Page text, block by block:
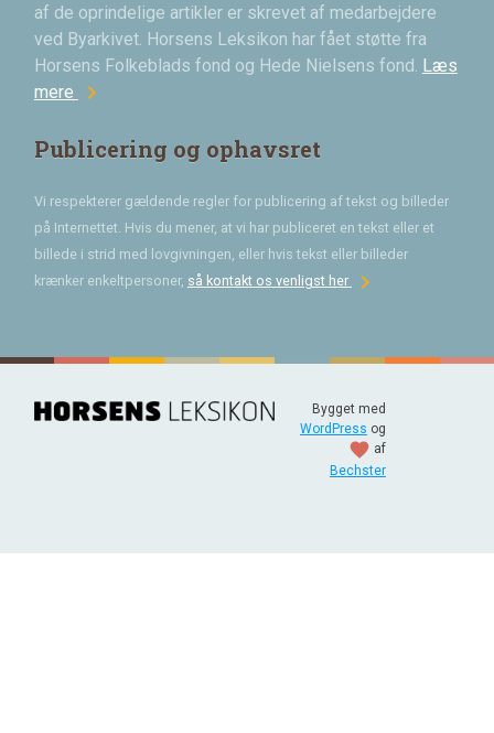
af de oprindelige artikler er skrevet af medarbejdere
ved Byarkivet. Horsens Leksikon har fået støtte fra
Horsens Folkeblads fond og Hede Nielsens fond. Læs
mere chevron_right
Publicering og ophavsret
Vi respekterer gældende regler for publicering af tekst og billeder
på Internettet. Hvis du mener, at vi har publiceret en tekst eller et
billede i strid med lovgivningen, eller hvis tekst eller billeder
krænker enkeltpersoner, så kontakt os venligst herchevron_right
Bygget med
WordPress og
favorite af
Bechster